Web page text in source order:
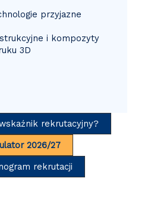
przyjazne
i kompozyty
3D
rekrutacyjny?
2026/27
rekrutacji